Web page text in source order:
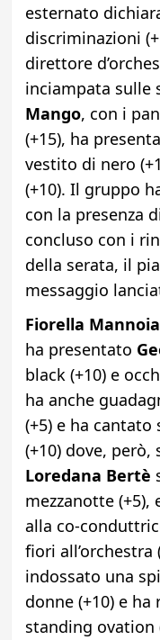
esternato
discriminazioni
direttore
inciampata sulle
Mango, con i
(+15), ha
vestito di nero
(+10). Il gruppo
con la presenza
concluso con i
della serata, il
messaggio
Fiorella Mannoia
ha presentato
black (+10) e
ha anche
(+5) e ha cantato
(+10) dove, però,
Loredana Bertè
mezzanotte
alla co-
fiori all’orchestra
indossato una
donne (+10) e
standing ovation